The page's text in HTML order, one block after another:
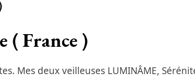
( France )
Mes deux veilleuses LUMINÂME,